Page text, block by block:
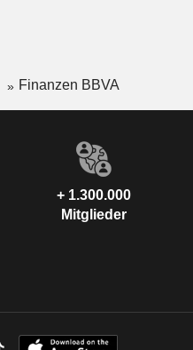
Finanzen BBVA
+ 1.300.000
Mitglieder